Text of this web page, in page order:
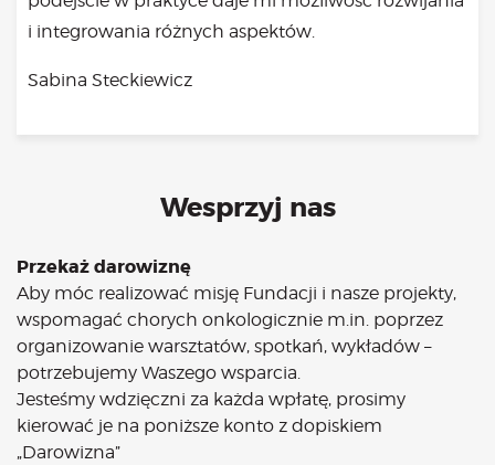
i integrowania różnych aspektów.
Sabina Steckiewicz
Wesprzyj nas
Przekaż darowiznę
Aby móc realizować misję Fundacji i nasze projekty,
wspomagać chorych onkologicznie m.in. poprzez
organizowanie warsztatów, spotkań, wykładów –
potrzebujemy Waszego wsparcia.
Jesteśmy wdzięczni za każda wpłatę, prosimy
kierować je na poniższe konto z dopiskiem
„Darowizna”